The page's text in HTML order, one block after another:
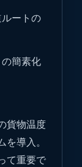
ートの
簡素化
貨物温度
導入。
て重要で